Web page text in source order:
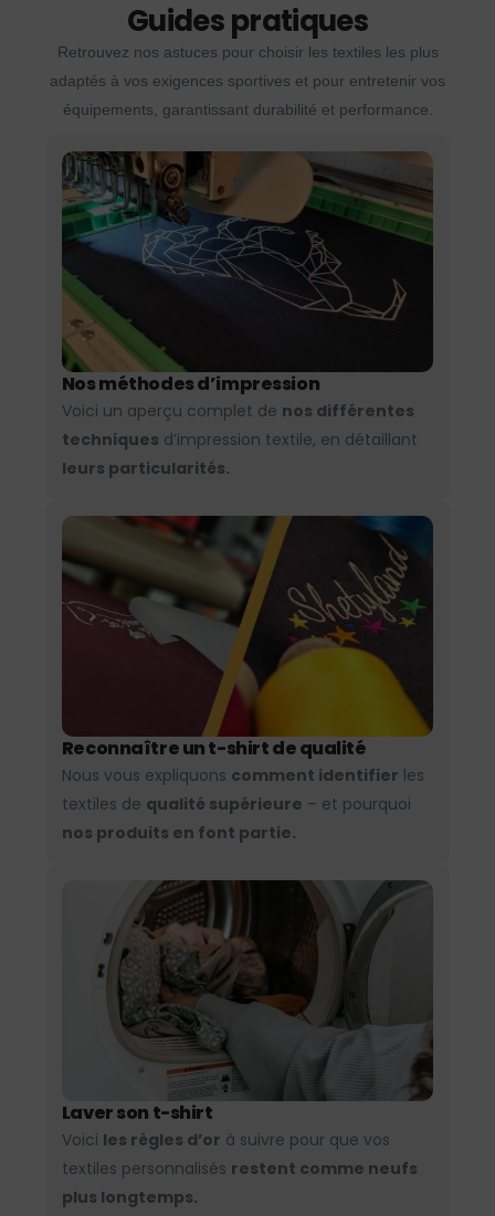
Guides pratiques
Retrouvez nos astuces pour choisir les textiles les plus
adaptés à vos exigences sportives et pour entretenir vos
équipements, garantissant durabilité et performance.
Nos méthodes d’impression
Voici un aperçu complet de nos différentes
techniques d’impression textile, en détaillant
leurs particularités.
Reconnaître un t-shirt de qualité
Nous vous expliquons comment identifier les
textiles de qualité supérieure – et pourquoi
nos produits en font partie.
Laver son t-shirt
Voici les règles d’or à suivre pour que vos
textiles personnalisés restent comme neufs
plus longtemps.